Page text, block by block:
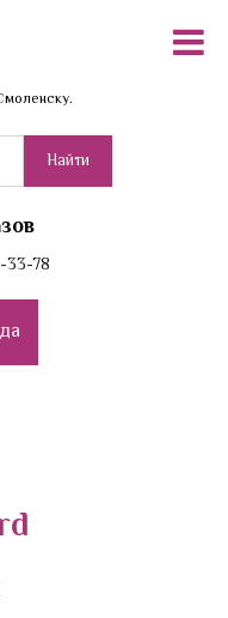
33-78